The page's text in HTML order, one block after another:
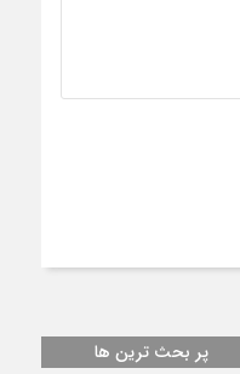
پر بحث ترین ها